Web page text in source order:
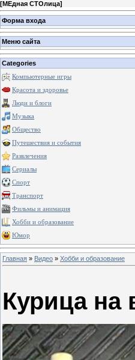
[МЕдная СТОлица]
Форма входа
Меню сайта
Categories
Компьютерные игры
Красота и здоровье
Люди и блоги
Музыка
Общество
Путешествия и события
Развлечения
Сериалы
Спорт
Транспорт
Фильмы и анимация
Хобби и образование
Юмор
Главная » Видео » Хобби и образование
Курица на